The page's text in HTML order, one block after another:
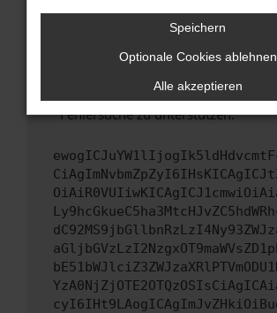
Wende dich an den
Wenn du alle oben genannten
hast, kontaktiere uns bitte. Wir
uns diesen Text schicken, um uns
Fehlersuche zu unterstützen:
Speichern
Optionale Cookies ablehnen
Alle akzeptieren